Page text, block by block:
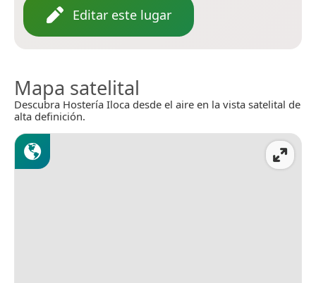
Editar este lugar
Mapa satelital
Descubra Hostería Iloca desde el aire en la vista satelital de
alta definición.